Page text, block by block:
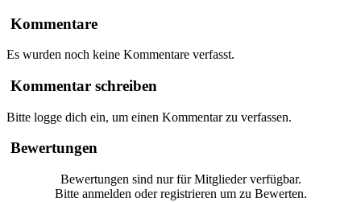
Kommentare
Es wurden noch keine Kommentare verfasst.
Kommentar schreiben
Bitte logge dich ein, um einen Kommentar zu verfassen.
Bewertungen
Bewertungen sind nur für Mitglieder verfügbar.
Bitte anmelden oder registrieren um zu Bewerten.